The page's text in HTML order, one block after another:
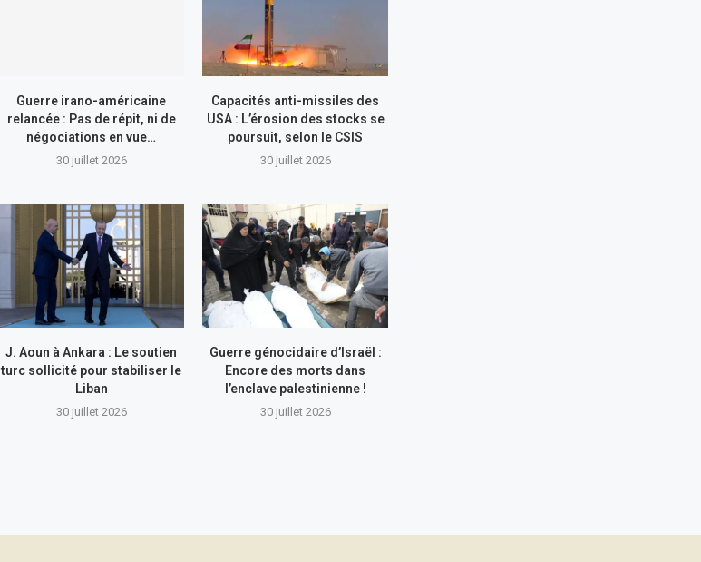
Guerre irano-américaine
relancée : Pas de répit, ni de
négociations en vue…
30 juillet 2026
Capacités anti-missiles des
USA : L’érosion des stocks se
poursuit, selon le CSIS
30 juillet 2026
J. Aoun à Ankara : Le soutien
turc sollicité pour stabiliser le
Liban
30 juillet 2026
Guerre génocidaire d’Israël :
Encore des morts dans
l’enclave palestinienne !
30 juillet 2026